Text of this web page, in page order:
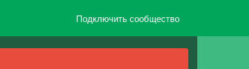
Подключить сообщество